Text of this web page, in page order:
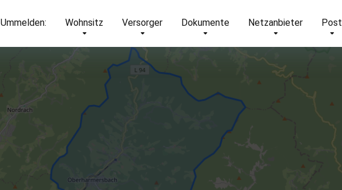
Ummelden: Wohnsitz Versorger Dokumente Netzanbieter Post